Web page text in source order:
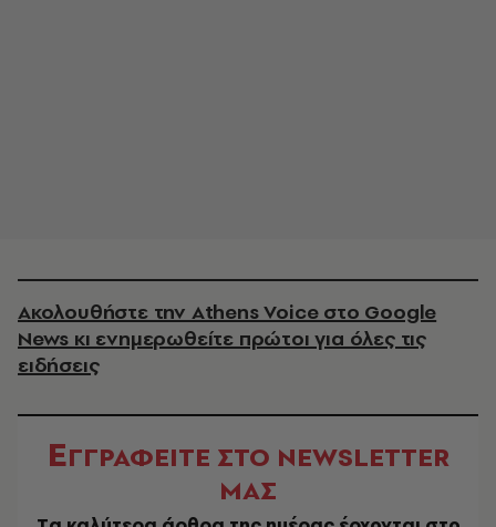
Ακολουθήστε την Athens Voice στο Google
News κι ενημερωθείτε πρώτοι για όλες τις
ειδήσεις
ΕΓΓΡΑΦΕΙΤΕ ΣΤΟ NEWSLETTER
ΜΑΣ